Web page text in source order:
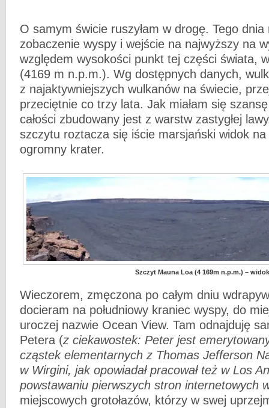
O samym świcie ruszyłam w drogę. Tego dnia
zobaczenie wyspy i wejście na najwyższy na
względem wysokości punkt tej części świata,
(4169 m n.p.m.). Wg dostępnych danych,
z najaktywniejszych wulkanów na świecie,
przeciętnie co trzy lata. Jak miałam się
całości zbudowany jest z warstw zastygłej
szczytu roztacza się iście marsjański widok
ogromny krater.
Szczyt Mauna Loa (4 169m n.p.m.) –
Wieczorem, zmęczona po całym dniu
docieram na południowy kraniec wyspy, do
uroczej nazwie Ocean View. Tam odnajduję
Petera (z ciekawostek: Peter jest
cząstek elementarnych z Thomas Jefferson
w Wirgini, jak opowiadał pracował też w Los
powstawaniu pierwszych stron internetowych
miejscowych grotołazów, którzy w swej